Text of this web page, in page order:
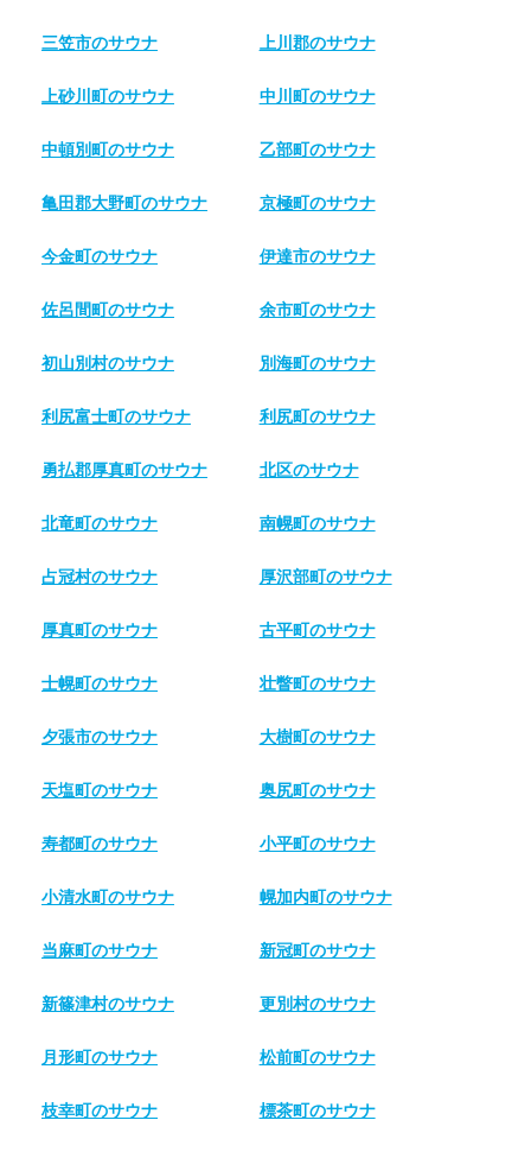
三笠市のサウナ 上川郡のサウナ
上砂川町のサウナ 中川町のサウナ
中頓別町のサウナ 乙部町のサウナ
亀田郡大野町のサウナ 京極町のサウナ
今金町のサウナ 伊達市のサウナ
佐呂間町のサウナ 余市町のサウナ
初山別村のサウナ 別海町のサウナ
利尻富士町のサウナ 利尻町のサウナ
勇払郡厚真町のサウナ 北区のサウナ
北竜町のサウナ 南幌町のサウナ
占冠村のサウナ 厚沢部町のサウナ
厚真町のサウナ 古平町のサウナ
士幌町のサウナ 壮瞥町のサウナ
夕張市のサウナ 大樹町のサウナ
天塩町のサウナ 奥尻町のサウナ
寿都町のサウナ 小平町のサウナ
小清水町のサウナ 幌加内町のサウナ
当麻町のサウナ 新冠町のサウナ
新篠津村のサウナ 更別村のサウナ
月形町のサウナ 松前町のサウナ
枝幸町のサウナ 標茶町のサウナ